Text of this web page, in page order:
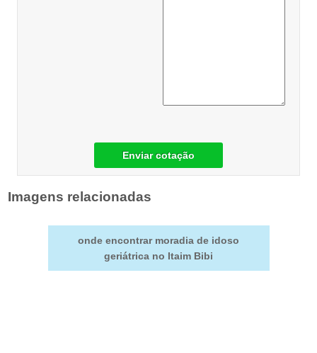
Enviar cotação
Imagens relacionadas
onde encontrar moradia de idoso
geriátrica no Itaim Bibi